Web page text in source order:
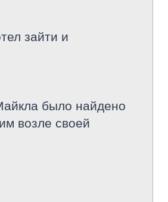
зайти и
было найдено
возле своей